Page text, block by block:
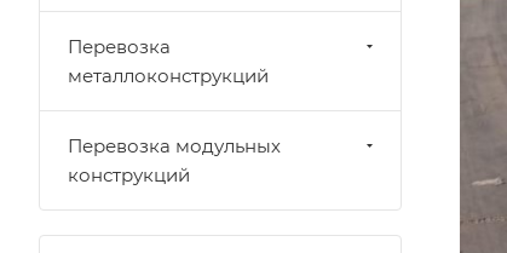
Перевозка
металлоконструкций
Перевозка модульных
конструкций